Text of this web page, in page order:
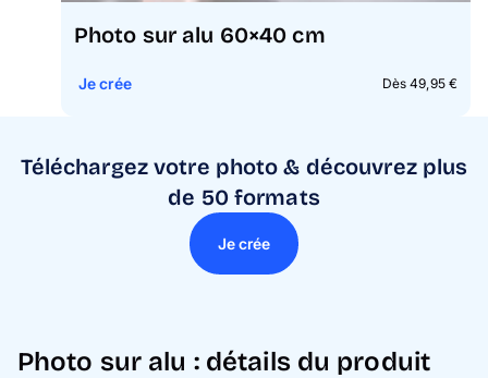
Photo sur alu 60×40 cm
Dès 49,95 €
Je crée
Téléchargez votre photo & découvrez plus
de 50 formats
Je crée
Photo sur alu : détails du produit